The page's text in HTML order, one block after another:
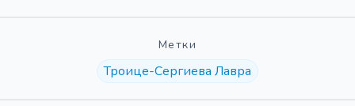
Метки
Троице-Сергиева Лавра